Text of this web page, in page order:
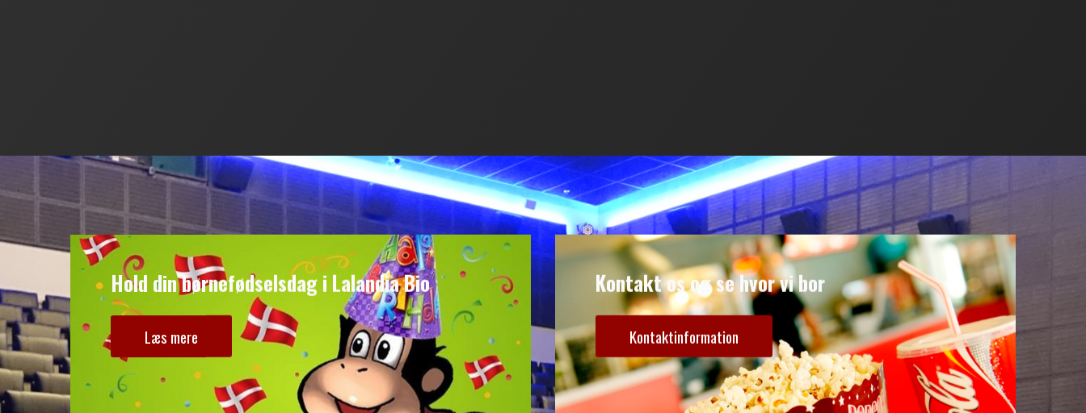
Hold din børnefødselsdag i Lalandia Bio
Læs mere
Kontakt os og se hvor vi bor
Kontaktinformation